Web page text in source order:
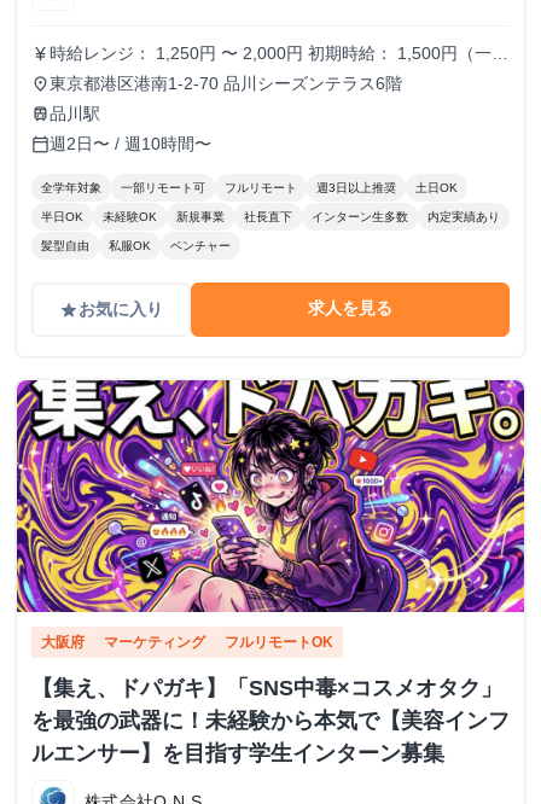
currency_yen 時給レンジ： 1,250円 〜 2,000円 初期時給： 1,500円（一律
スタート） 改定タイミング： 3ヶ月ごとの契約更新時 評価
基準： 以下の4項目を5段階でスコアリングし、時給を決
待を大きく上回り、社員と同等のバリューを発揮。 A評価：
期待通り。安定して高品質な成果を出している。（※現状維
範囲の縮小や、当初想定していたスキルレベルに達していな
い場合に適用します。
place東京都港区港南1-2-70 品川シーズンテラス6階
train品川駅
calendar_today週2日〜 / 週10時間〜
全学年対象 一部リモート可 フルリモート 週3日以上推奨 土日OK
半日OK 未経験OK 新規事業 社長直下 インターン生多数 内定実績あり
髪型自由 私服OK ベンチャー
gradeお気に入り 求人を見る
大阪府 マーケティング フルリモートOK
【集え、ドパガキ】「SNS中毒×コスメオタク」
を最強の武器に！未経験から本気で【美容インフ
ルエンサー】を目指す学生インターン募集